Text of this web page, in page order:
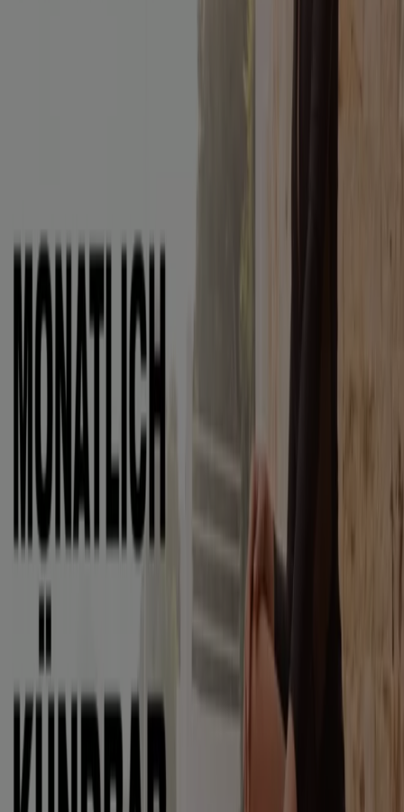
Monatlich Kundbar 25€`
Läuft am 19.8. ab
Andere Unternehmen der Kategorie
Sportgeschäfte
Schneller Blick auf Intersport
Angebote
Kategorie: Sportgeschäfte
Intersport, alle Angebote auf einen
Klick
besten
Aktionen
in Deutschland zu finden. Im Monat
August 2026können Sie bei Tiendeo die neuesten
Neuigkeiten und Rabatte von
entdecken,
einer der bekanntesten Marken im Bereich
Sportgeschäfte
Auf unserer Plattform finden Sie eine große Auswahl an